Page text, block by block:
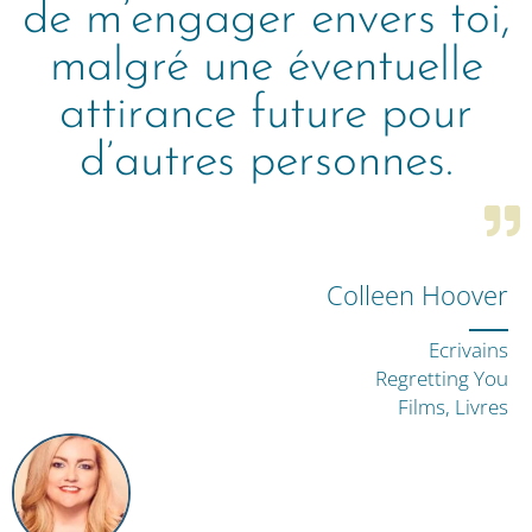
de m’engager envers toi,
malgré une éventuelle
attirance future pour
d’autres personnes.
Colleen Hoover
Ecrivains
Regretting You
Films, Livres